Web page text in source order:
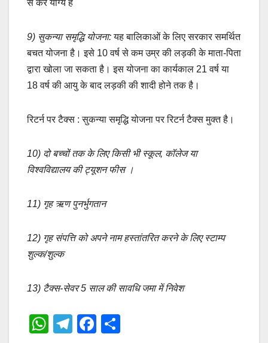
से कर योग्य है
9) सुकन्या समृद्धि योजना:यह बालिकाओं के लिए सरकार समर्थित
बचत योजना है। इसे 10 वर्ष से कम उम्र की लड़की के माता-पिता
द्वारा खोला जा सकता है। इस योजना का कार्यकाल 21 वर्ष या
18 वर्ष की आयु के बाद लड़की की शादी होने तक है।
रिटर्न पर टैक्स : सुकन्या समृद्धि योजना पर रिटर्न टैक्स मुक्त है।
10) दो बच्चों तक के लिए किसी भी स्कूल, कॉलेज या
विश्वविद्यालय की ट्यूशन फीस ।
11) गृह ऋण पुनर्भुगतान
12) गृह संपत्ति को अपने नाम हस्तांतरित करने के लिए स्टाम्प
शुल्क/शुल्क
13) टैक्स-सेवर 5 साल की सावधि जमा में निवेश
W
T
F